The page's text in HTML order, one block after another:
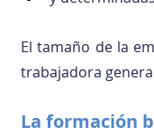
El tamaño de la
trabajadora
La formación